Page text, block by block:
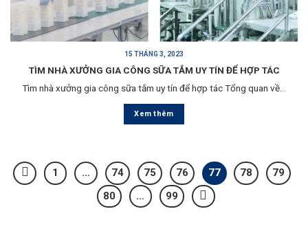
15 THÁNG 3, 2023
TÌM NHÀ XƯỞNG GIA CÔNG SỮA TẮM UY TÍN ĐỂ HỢP TÁC
Tìm nhà xưởng gia công sữa tắm uy tín để hợp tác Tổng quan về...
Xem thêm
1 … 74 75 76 77 78
79
80
… 99